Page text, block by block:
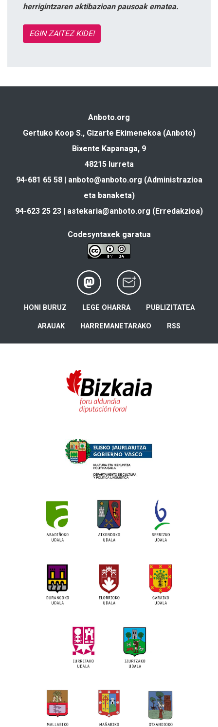
herrigintzaren aktibazioan pausoak ematea.
EGIN ZAITEZ KIDE!
Anboto.org
Gertuko Koop S., Gizarte Ekimenekoa (Anboto)
Bixente Kapanaga, 9
48215 Iurreta
94-681 65 58 | anboto@anboto.org (Administrazioa
eta banaketa)
94-623 25 23 | astekaria@anboto.org (Erredakzioa)
Codesyntaxek garatua
HONI BURUZ LEGE OHARRA PUBLIZITATEA
ARAUAK HARREMANETARAKO RSS